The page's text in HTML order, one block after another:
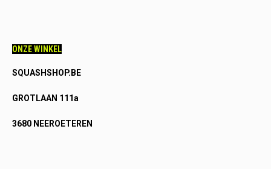
ONZE WINKEL
SQUASHSHOP.BE
GROTLAAN 111a
3680 NEEROETEREN